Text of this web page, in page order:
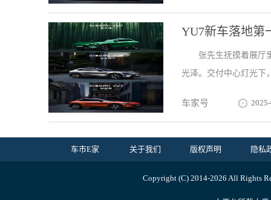
YU7新车落地第
张先生抚摸着展厅
光泽。交付中心灯光下
车家号
车市E家 关于我们 版权声明 隐私
Copyright (C) 2014-2026 All Rights